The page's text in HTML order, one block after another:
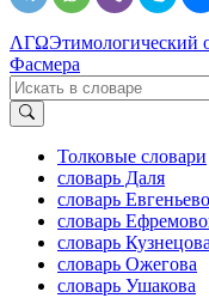
ΛΓΩЭтимологический
Фасмера
Толковые словари
словарь Даля
словарь
словарь
словарь Кузнецова
словарь Ожегова
словарь Ушакова